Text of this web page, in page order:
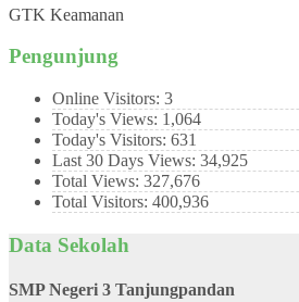
GTK Keamanan
Pengunjung
Online Visitors: 3
Today's Views: 1,064
Today's Visitors: 631
Last 30 Days Views: 34,925
Total Views: 327,676
Total Visitors: 400,936
Data Sekolah
SMP Negeri 3 Tanjungpandan